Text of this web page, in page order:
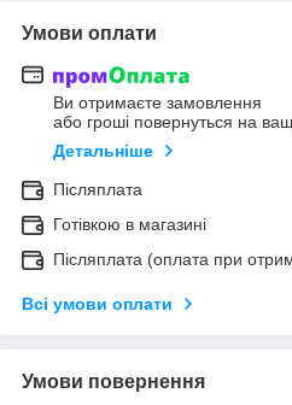
Умови оплати
Ви отримаєте замовлення
або гроші повернуться на
Детальніше
Післяплата
Готівкою в магазині
Післяплата (оплата при
Всі умови оплати
Умови повернення